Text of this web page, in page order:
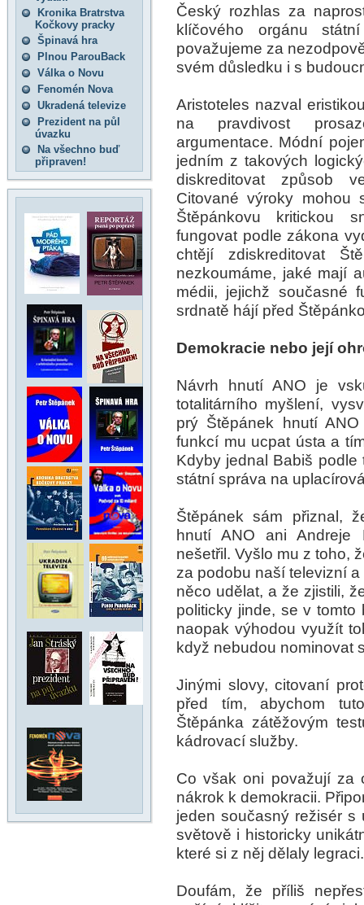
Kronika Bratrstva
Kočkovy pracky
Špinavá hra
Plnou ParouBack
Válka o Novu
Fenomén Nova
Ukradená televize
Prezident na půl
úvazku
Na všechno buď
připraven!
Český rozhlas za
klíčového orgánu
považujeme za
svém důsledku i s
Aristoteles nazval
na pravdivost
argumentace. Módní
jedním z takových
diskreditovat způsob
Citované výroky mohou
Štěpánkovu kritickou
fungovat podle zákona
chtějí zdiskreditovat
nezkoumáme, jaké mají
médii, jejichž současné
srdnatě hájí před
Demokracie nebo její
Návrh hnutí ANO je
totalitárního myšlení,
prý Štěpánek hnutí
funkcí mu ucpat ústa a
Kdyby jednal Babiš
státní správa na
Štěpánek sám přiznal,
hnutí ANO ani Andreje
nešetřil. Vyšlo mu z toho,
za podobu naší televizní
něco udělat, a že zjistili,
politicky jinde, se v
naopak výhodou využít
když nebudou nominovat
Jinými slovy, citovaní
před tím, abychom
Štěpánka zátěžovým
kádrovací služby.
Co však oni považují za
nákrok k demokracii.
jeden současný režisér
světově i historicky
které si z něj dělaly legraci.
Doufám, že příliš